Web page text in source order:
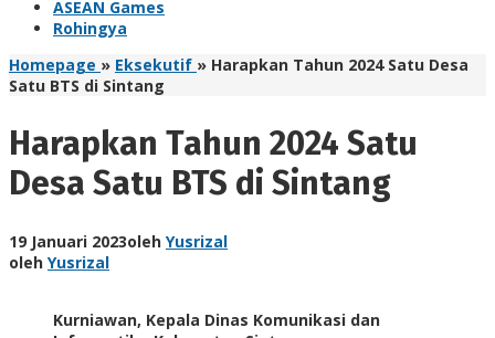
ASEAN Games
Rohingya
Homepage » Eksekutif » Harapkan Tahun 2024 Satu Desa
Satu BTS di Sintang
Harapkan Tahun 2024 Satu
Desa Satu BTS di Sintang
19 Januari 2023oleh Yusrizal
oleh Yusrizal
Kurniawan, Kepala Dinas Komunikasi dan